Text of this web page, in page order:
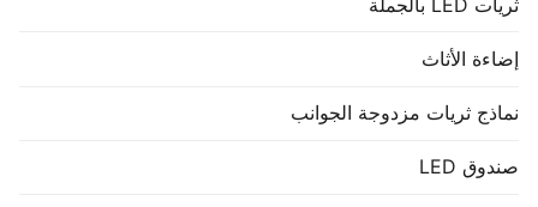
إضاءة الأثاث
نماذج ثريات مزدوجة الجوانب
صندوق LED